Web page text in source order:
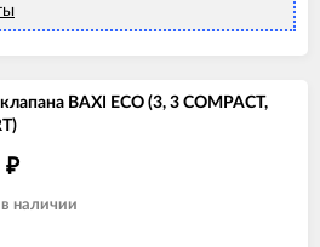
BAXI ECO (3, 3 COMPACT,
₽
наличии